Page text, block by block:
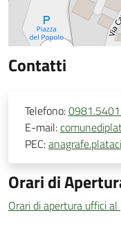
Contatti
Telefono:
E-mail:
PEC:
Orari di
Orari di apertura uffici al